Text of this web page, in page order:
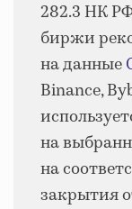
282.3 НК
биржи
на данные
Binance,
на
на
закрытия